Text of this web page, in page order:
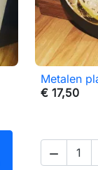

Metalen
€ 17,50
